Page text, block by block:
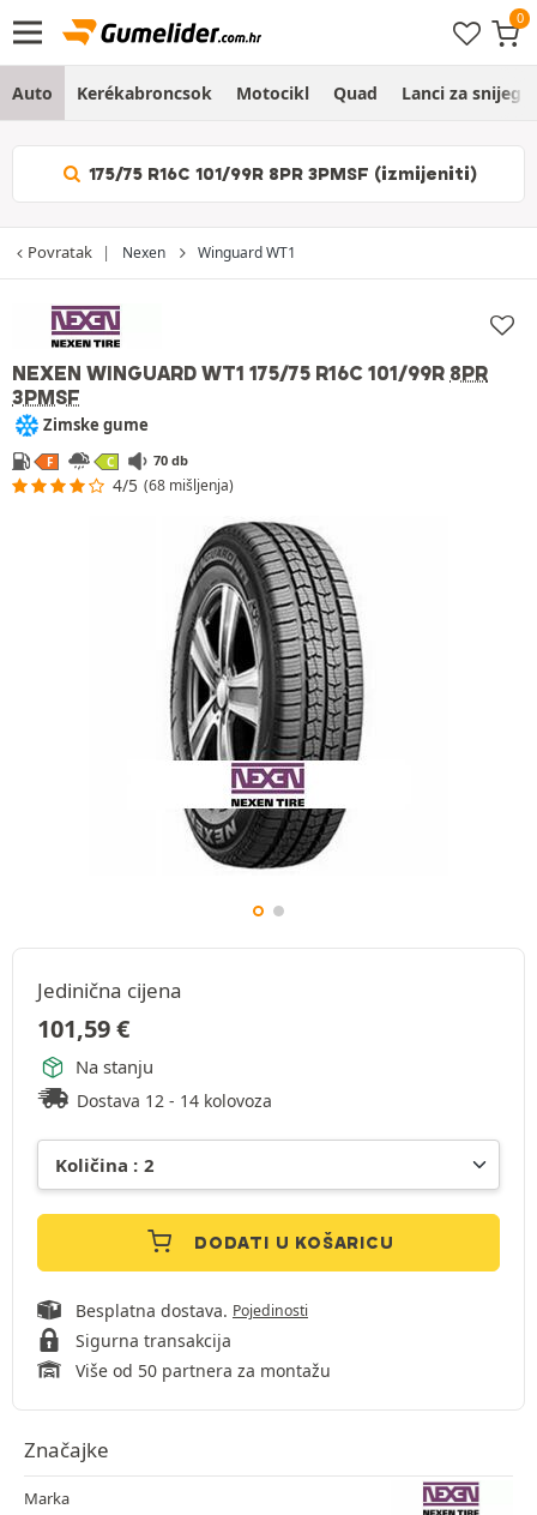
Auto Kerékabroncsok Motocikl Quad Lanci za snijeg
175/75 R16C 101/99R 8PR 3PMSF (izmijeniti)
Povratak Nexen Winguard WT1
NEXEN WINGUARD WT1 175/75 R16C 101/99R 8PR
3PMSF
Zimske gume
F C 70 db
4/5 (68 mišljenja)
Jedinična cijena
101,59€
Na stanju
Dostava 12 - 14 kolovoza
DODATI U KOŠARICU
Besplatna dostava. Pojedinosti
Sigurna transakcija
Više od 50 partnera za montažu
Značajke
Marka